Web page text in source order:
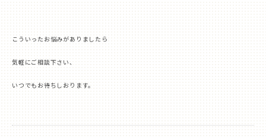
こういったお悩みがありましたら
気軽にご相談下さい、
いつでもお待ちしおります。